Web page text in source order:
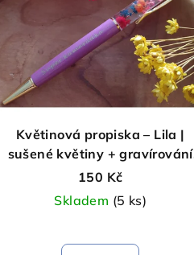
Květinová propiska – Lila |
sušené květiny + gravírování
„Super kamarádka“ |
vyměnitelná náplň
150 Kč
Skladem (5 ks)